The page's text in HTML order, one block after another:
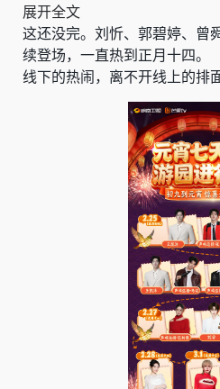
展开全文
这还没完。刘忻、郭碧婷、曾
续登场，一直热到正月十四。
线下的热闹，离不开线上的排面